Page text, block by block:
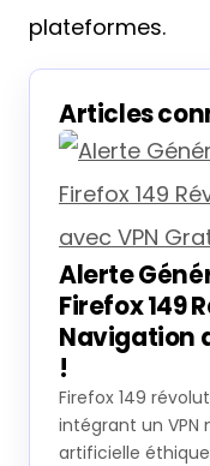
plateformes.
Articles
Alerte
Firefox 149
Navigation
!
Firefox 149
intégrant un
artificielle